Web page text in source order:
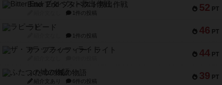
52 PT
Bitter End ブタペスト救出作戦
1件の投稿
46 PT
ラピード
1件の投稿
44 PT
ザ・フラッフィー・ライト
39 PT
ふたつの城の物語
紹介文あり 6件の投稿